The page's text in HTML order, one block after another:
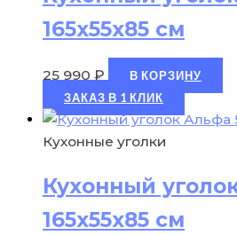
165х55х85 см
25 990 ₽
В КОРЗИНУ
ЗАКАЗ В 1 КЛИК
Кухонные уголки
Кухонный
165х55х85 см